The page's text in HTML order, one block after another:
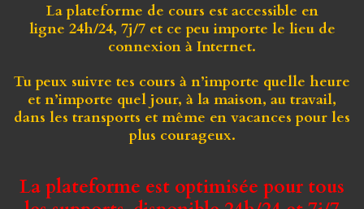
La plateforme de cours est accessible en
ligne 24h/24, 7j/7et ce peu importe le lieu de
connexion à Internet.
Tu peux suivre tes cours à n’importe quelle heure
et n’importe quel jour, à la maison, au travail,
dans les transports et même en vacances pour les
plus courageux.
La plateforme est optimisée pour tous